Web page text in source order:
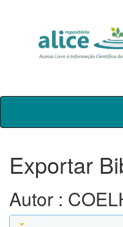
Skip
Exportar
Autor :